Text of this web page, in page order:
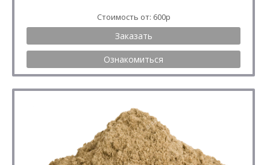
Стоимость от: 600р
Заказать
Ознакомиться